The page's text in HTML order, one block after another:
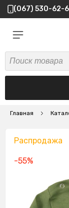
(067) 530-62-
Главная
Распродажа
-55%